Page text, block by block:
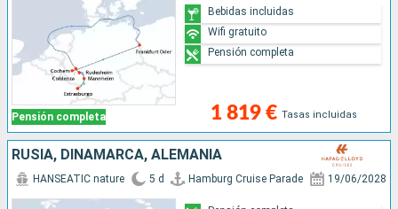
Pensión completa 1 819 € Tasas incluidas
Bebidas incluidas
Wifi gratuito
Pensión completa
RUSIA, DINAMARCA, ALEMANIA
HANSEATIC nature 5 d Hamburg Cruise Parade 19/06/2028